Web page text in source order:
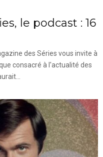
le podcast : 16
des Séries vous invite à
consacré à l'actualité des